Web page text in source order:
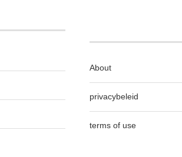
About
privacybeleid
terms of use